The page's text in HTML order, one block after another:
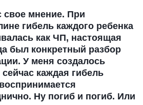
свое мнение. При
гибель каждого ребенка
как ЧП, настоящая
был конкретный разбор
У меня создалось
каждая гибель
Ну погиб и погиб. Или